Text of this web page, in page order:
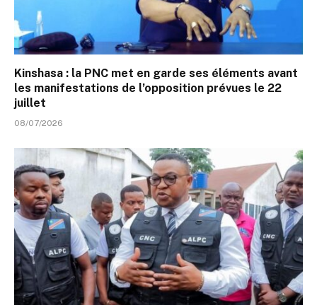
Kinshasa : la PNC met en garde ses éléments avant
les manifestations de l’opposition prévues le 22
juillet
08/07/2026